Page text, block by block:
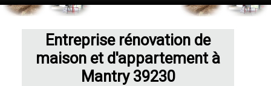
Entreprise rénovation de
maison et d'appartement à
Mantry 39230